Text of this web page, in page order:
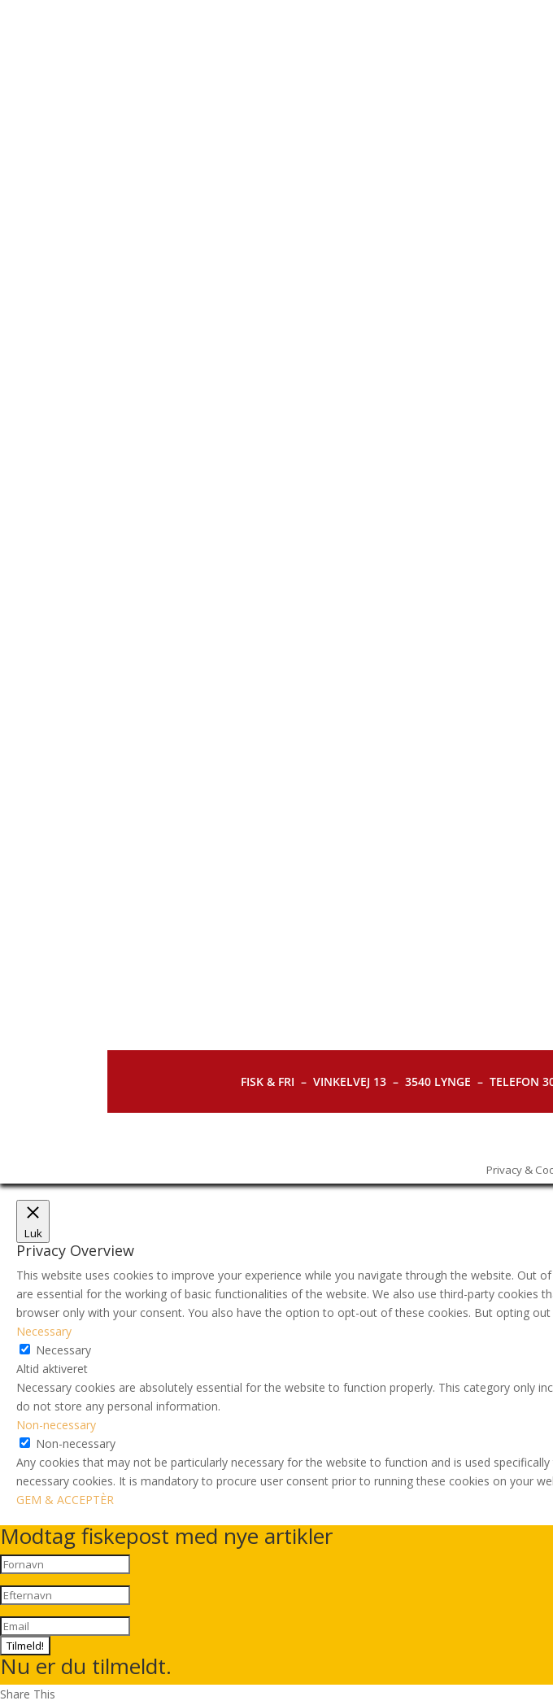
FISK & FRI – VINKELVEJ 13 – 3540 LYNGE – TELEFON
Privacy &
Luk
Privacy Overview
This website uses cookies to improve your experience while you navigate through the website.
are essential for the working of basic functionalities of the website. We also use third-party cookies
browser only with your consent. You also have the option to opt-out of these cookies. But opting
Necessary
Necessary
Altid aktiveret
Necessary cookies are absolutely essential for the website to function properly. This category only
do not store any personal information.
Non-necessary
Non-necessary
Any cookies that may not be particularly necessary for the website to function and is used
necessary cookies. It is mandatory to procure user consent prior to running these cookies on your
GEM & ACCEPTÈR
Modtag fiskepost med nye artikler
Tilmeld!
Nu er du tilmeldt.
Share This